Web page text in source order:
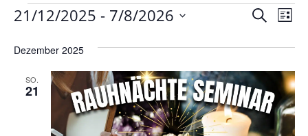
und
SucheListe
21/12/2025 - 7/8/2026
wählen.
Dezember 2025
SO.
21